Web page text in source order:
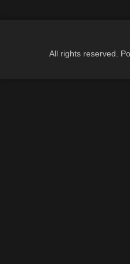
All rights reserved.